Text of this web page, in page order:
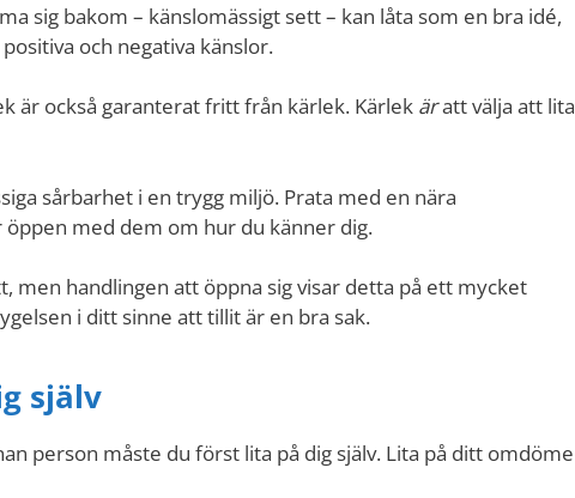
sig bakom – känslomässigt sett – kan låta som en bra idé,
och negativa känslor.
är också garanterat fritt från kärlek. Kärlek äratt välja att lita
sårbarhet i en trygg miljö. Prata med en nära
med dem om hur du känner dig.
men handlingen att öppna sig visar detta på ett mycket
i ditt sinne att tillit är en bra sak.
själv
person måste du först lita på dig själv. Lita på ditt omdöme